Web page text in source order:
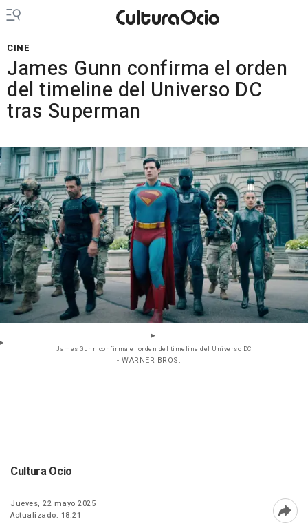
CINE
James Gunn confirma el orden
del timeline del Universo DC
tras Superman
James Gunn confirma el orden del timeline del Universo DC
- WARNER BROS.
Cultura Ocio
Jueves, 22 mayo 2025
Actualizado: 18:21